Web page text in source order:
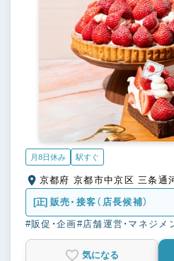
月8日休み 駅すぐ
京都府 京都市
[正] 販売・接客（店長候補）
#販促・企画#店舗運営・マネジメ
気になる